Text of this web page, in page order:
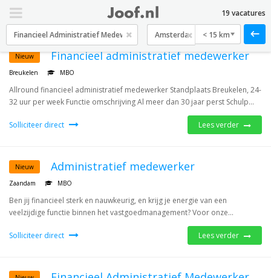
< 15 km
19 vacatures
Nieuw Financieel administratief medewerker
Breukelen MBO
Allround financieel administratief medewerker Standplaats Breukelen, 24-
32 uur per week Functie omschrijving Al meer dan 30 jaar perst Schulp...
Solliciteer direct Lees verder
Nieuw Administratief medewerker
Zaandam MBO
Ben jij financieel sterk en nauwkeurig, en krijg je energie van een
veelzijdige functie binnen het vastgoedmanagement? Voor onze...
Solliciteer direct Lees verder